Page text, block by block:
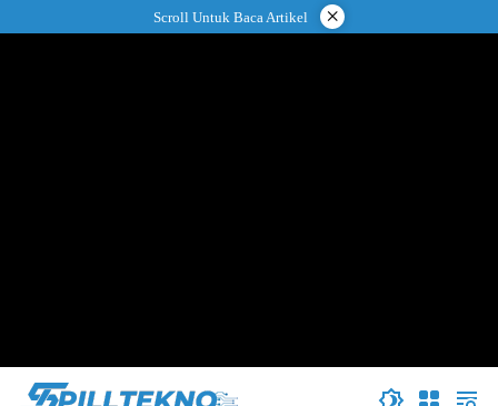
ke
Scroll Untuk Baca Artikel ×